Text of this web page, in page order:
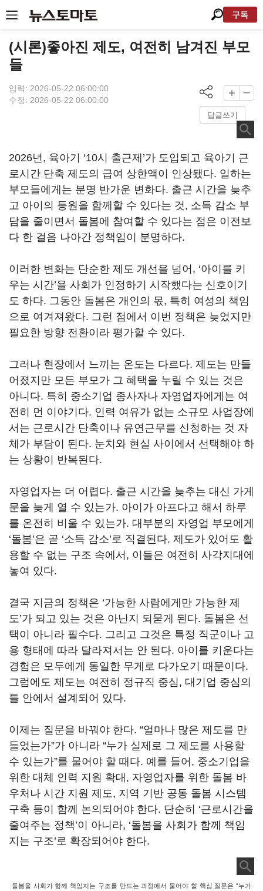
구독
(시론)좋아진 제도, 여전히 남겨진 부모
들
입력: 2026-05-22 06:00:00
수정: 2026-05-22 06:00:00
답글쓰기
2026년, 육아기 ‘10시 출근제’가 도입되고 육아기 근
로시간 단축 제도의 급여 상한액이 인상됐다. 일하는
부모들에게는 분명 반가운 변화다. 출근 시간을 늦추
고 아이의 등원을 함께할 수 있다는 것, 소득 감소 부
담을 줄이면서 돌봄에 참여할 수 있다는 점은 이전보
다 한 걸음 나아간 정책임이 분명하다.
이러한 변화는 단순한 제도 개선을 넘어, ‘아이를 키
우는 시간’을 사회가 인정하기 시작했다는 신호이기
도 하다. 그동안 돌봄은 개인의 몫, 특히 여성의 책임
으로 여겨져왔다. 그런 점에서 이번 정책은 늦었지만
필요한 방향 전환이라 평가할 수 있다.
그러나 현장에서 느끼는 온도는 다르다. 제도는 만들
어졌지만 모든 부모가 그 혜택을 누릴 수 있는 것은
아니다. 특히 중소기업 종사자나 자영업자에게는 여
전히 먼 이야기다. 인력 여유가 없는 소규모 사업장에
서는 근로시간 단축이나 유연근무를 신청하는 것 자
체가 부담이 된다. 눈치와 현실 사이에서 선택해야 하
는 상황이 반복된다.
자영업자는 더 어렵다. 출근 시간을 늦추는 대신 가게
문을 늦게 열 수 있는가. 아이가 아프다고 해서 하루
를 온전히 비울 수 있는가. 대부분의 자영업 부모에게
‘돌봄’은 곧 ‘소득 감소’로 직결된다. 제도가 있어도 활
용할 수 없는 구조 속에서, 이들은 여전히 사각지대에
놓여 있다.
결국 지금의 정책은 ‘가능한 사람에게만 가능한 제
도’가 되고 있는 것은 아닌지 되묻게 된다. 돌봄은 선
택이 아니라 필수다. 그리고 그것은 특정 직군이나 고
용 형태에 따라 달라져서는 안 된다. 아이를 키운다는
경험은 모두에게 동일한 무게로 다가오기 때문이다.
그럼에도 제도는 여전히 정규직 중심, 대기업 중심의
틀 안에서 설계되어 있다.
이제는 질문을 바꿔야 한다. “얼마나 많은 제도를 만
들었는가”가 아니라 “누가 실제로 그 제도를 사용할
수 있는가”를 물어야 할 때다. 예를 들어, 중소기업을
위한 대체 인력 지원 확대, 자영업자를 위한 돌봄 바
우처나 시간 지원 제도, 지역 기반 공동 돌봄 시스템
구축 등이 함께 논의되어야 한다. 단순히 ‘근로시간을
줄여주는 정책’이 아니라, ‘돌봄을 사회가 함께 책임
지는 구조’로 확장되어야 한다.
돌봄을 사회가 함께 책임지는 구조를 만드는 과정에서 물어야 할 핵심 질문은 “누가